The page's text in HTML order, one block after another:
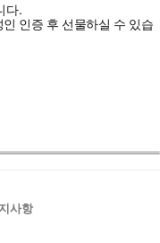
다.
인증 후 선물하실 수 있습
사항